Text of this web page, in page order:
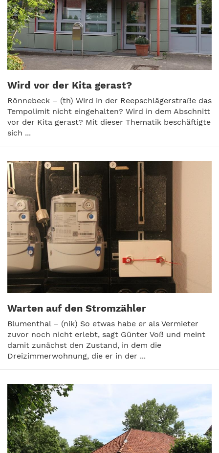
Wird vor der Kita gerast?
Rönnebeck – (th) Wird in der Reepschlägerstraße das
Tempolimit nicht eingehalten? Wird in dem Abschnitt
vor der Kita gerast? Mit dieser Thematik beschäftigte
sich ...
Warten auf den Stromzähler
Blumenthal – (nik) So etwas habe er als Vermieter
zuvor noch nicht erlebt, sagt Günter Voß und meint
damit zunächst den Zustand, in dem die
Dreizimmerwohnung, die er in der ...